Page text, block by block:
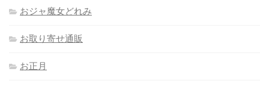
おジャ魔女どれみ
お取り寄せ通販
お正月